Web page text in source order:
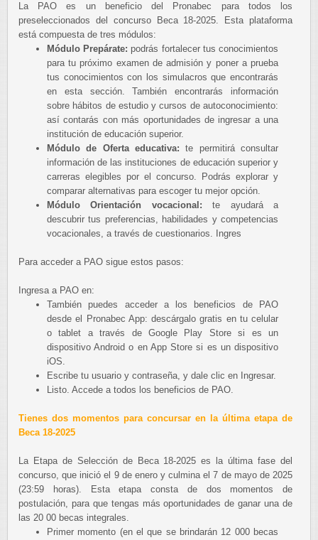
La PAO es un beneficio del Pronabec para todos los
preseleccionados del concurso Beca 18-2025. Esta plataforma
está compuesta de tres módulos:
Módulo Prepárate: podrás fortalecer tus conocimientos
para tu próximo examen de admisión y poner a prueba
tus conocimientos con los simulacros que encontrarás
en esta sección. También encontrarás información
sobre hábitos de estudio y cursos de autoconocimiento:
así contarás con más oportunidades de ingresar a una
institución de educación superior.
Módulo de Oferta educativa: te permitirá consultar
información de las instituciones de educación superior y
carreras elegibles por el concurso. Podrás explorar y
comparar alternativas para escoger tu mejor opción.
Módulo Orientación vocacional: te ayudará a
descubrir tus preferencias, habilidades y competencias
vocacionales, a través de cuestionarios. Ingres
Para acceder a PAO sigue estos pasos:
Ingresa a PAO en:
También puedes acceder a los beneficios de PAO
desde el Pronabec App: descárgalo gratis en tu celular
o tablet a través de Google Play Store si es un
dispositivo Android o en App Store si es un dispositivo
iOS.
Escribe tu usuario y contraseña, y dale clic en Ingresar.
Listo. Accede a todos los beneficios de PAO.
Tienes dos momentos para concursar en la última etapa de
Beca 18-2025
La Etapa de Selección de Beca 18-2025 es la última fase del
concurso, que inició el 9 de enero y culmina el 7 de mayo de 2025
(23:59 horas). Esta etapa consta de dos momentos de
postulación, para que tengas más oportunidades de ganar una de
las 20 00 becas integrales.
Primer momento (en el que se brindarán 12 000 becas